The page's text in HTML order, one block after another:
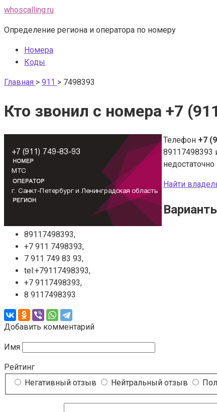
Перейти
контенту
whoscalling.ru
Определение региона и оператора по номеру
Номера
Коды
Главная > 911 > 7498393
Кто звонил с номера +7
Телефон +7
89117498393
Найти
89117498393,
+7 911 7498393,
7 911 749 83 93,
tel:+79117498393,
+7 9117498393,
8 9117498393
Добавить комментарий
Имя
Рейтинг
Негативный отзыв
Нейтральный отзыв